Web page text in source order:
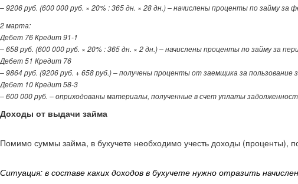
– 9206 руб. (600 000 руб. × 20% : 365 дн. × 28 дн.) – начислены проценты по займу за
2 марта:
Дебет 76 Кредит 91-1
– 658 руб. (600 000 руб. × 20% : 365 дн. × 2 дн.) – начислены проценты по займу за
Дебет 51 Кредит 76
– 9864 руб. (9206 руб. + 658 руб.) – получены проценты от заемщика за
Дебет 10 Кредит 58-3
– 600 000 руб. – оприходованы материалы, полученные в счет уплаты
Доходы от выдачи займа
Помимо суммы займа, в бухучете необходимо учесть доходы (проценты),
Ситуация: в составе каких доходов в бухучете нужно отразить